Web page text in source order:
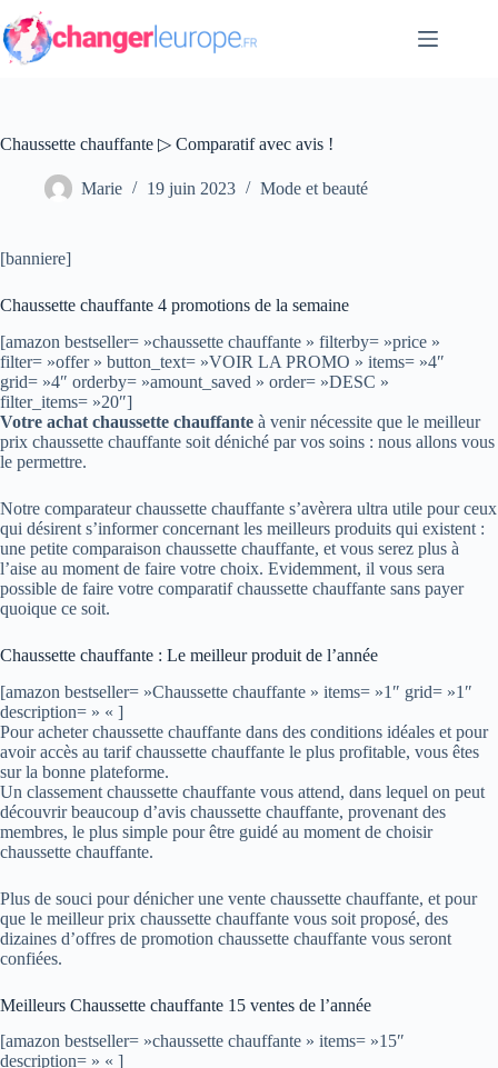
Passer
au
contenu
Chaussette chauffante ▷ Comparatif avec avis !
Marie 19 juin 2023 Mode et beauté
[banniere]
Chaussette chauffante 4 promotions de la semaine
[amazon bestseller= »chaussette chauffante » filterby= »price »
filter= »offer » button_text= »VOIR LA PROMO » items= »4″
grid= »4″ orderby= »amount_saved » order= »DESC »
filter_items= »20″]
Votre achat chaussette chauffante à venir nécessite que le meilleur
prix chaussette chauffante soit déniché par vos soins : nous allons vous
le permettre.
Notre comparateur chaussette chauffante s’avèrera ultra utile pour ceux
qui désirent s’informer concernant les meilleurs produits qui existent :
une petite comparaison chaussette chauffante, et vous serez plus à
l’aise au moment de faire votre choix. Evidemment, il vous sera
possible de faire votre comparatif chaussette chauffante sans payer
quoique ce soit.
Chaussette chauffante : Le meilleur produit de l’année
[amazon bestseller= »Chaussette chauffante » items= »1″ grid= »1″
description= » « ]
Pour acheter chaussette chauffante dans des conditions idéales et pour
avoir accès au tarif chaussette chauffante le plus profitable, vous êtes
sur la bonne plateforme.
Un classement chaussette chauffante vous attend, dans lequel on peut
découvrir beaucoup d’avis chaussette chauffante, provenant des
membres, le plus simple pour être guidé au moment de choisir
chaussette chauffante.
Plus de souci pour dénicher une vente chaussette chauffante, et pour
que le meilleur prix chaussette chauffante vous soit proposé, des
dizaines d’offres de promotion chaussette chauffante vous seront
confiées.
Meilleurs Chaussette chauffante 15 ventes de l’année
[amazon bestseller= »chaussette chauffante » items= »15″
description= » « ]